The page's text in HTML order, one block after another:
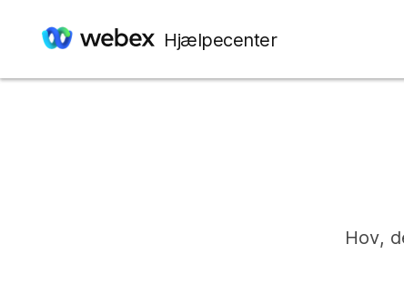
Hjælpecenter
Hov,